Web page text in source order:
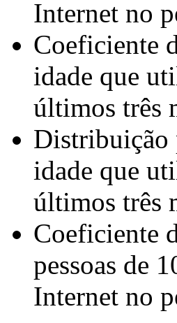
Internet no
Coeficiente
idade que
últimos três
Distribuição
idade que
últimos três
Coeficiente
pessoas de
Internet no